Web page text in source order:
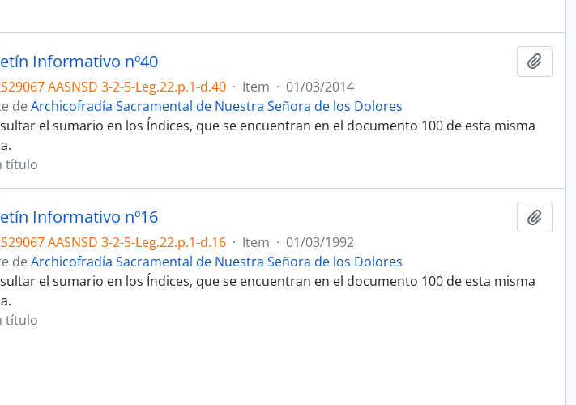
Informativo nº40
AASNSD 3-2-5-Leg.22.p.1-d.40 · Item · 01/03/2014
de Archicofradía Sacramental de Nuestra Señora de los Dolores
el sumario en los Índices, que se encuentran en el documento 100 de esta misma
título
Informativo nº16
AASNSD 3-2-5-Leg.22.p.1-d.16 · Item · 01/03/1992
de Archicofradía Sacramental de Nuestra Señora de los Dolores
el sumario en los Índices, que se encuentran en el documento 100 de esta misma
título